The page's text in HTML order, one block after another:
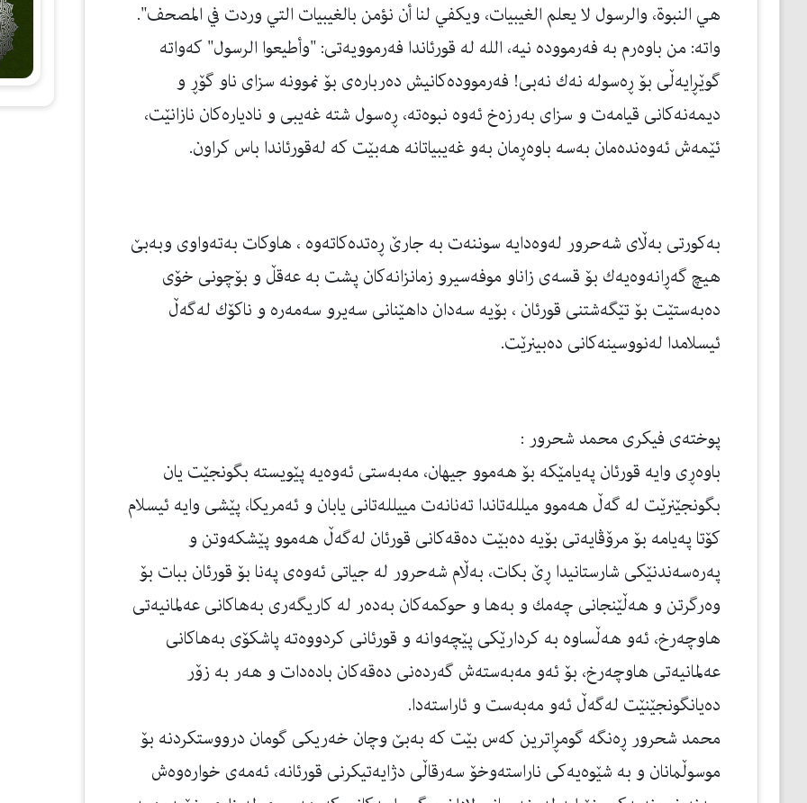
هي النبوة، والرسول لا يعلم الغيبيات، ويكفي لنا أن نؤمن بالغيبيات التي وردت في المصحف".
واتە: من باوەرم بە فەرموودە نیە، الله لە قورئاندا فەرموویەتی: "وأطيعوا الرسول" كەواتە
گوێڕایەڵی بۆ ڕەسولە نەك نەبی! فەرموودەكانیش دەربارەی بۆ نموونە سزای ناو گۆڕ و
دیمەنەكانی قیامەت و سزای بەرزەخ ئەوە نبوەتە، ڕەسول شتە غەیبی و نادیارەكان نازانێت،
ئێمەش ئەوەندەمان بەسە باوەڕمان بەو غەیبیاتانە هەبێت كە لەقورئاندا باس كراون.
به‌كورتی به‌ڵای شه‌حرور له‌وه‌دایه‌ سوننه‌ت به‌ جارێ ڕه‌تده‌كاته‌وه‌ ، هاوكات به‌ته‌واوی وبەبێ
هیچ گەڕانەوەیەك بۆ قسەی زاناو موفەسیرو زمانزانەكان پشت به‌ عه‌قڵ و بۆچونی خۆی
ده‌به‌ستێت بۆ تێگه‌شتنی قورئان ، بۆیه‌ سه‌دان داهێنانی سه‌یرو سه‌مه‌ره‌ و ناكۆك له‌گه‌ڵ
ئیسلامدا له‌نووسینه‌كانی ده‌بینرێت.
پوخته‌ی فیكری محمد شحرور :
باوه‌ڕی وایه‌ قورئان په‌یامێكه‌ بۆ هه‌موو جیهان، مه‌به‌ستی ئه‌وه‌یه‌ پێویسته‌ بگونجێت یان
بگونجێنرێت له‌ گه‌ڵ هه‌موو میلله‌تاندا ته‌نانه‌ت مییلله‌تانی یابان و ئه‌مریكا، پێشی وایه‌ ئیسلام
كۆتا په‌یامه‌ بۆ مرۆڤایه‌تی بۆیه‌ ده‌بێت ده‌قه‌كانی قورئان له‌گه‌ڵ هه‌موو پێشكه‌وتن و
په‌ره‌سه‌ندنێكی شارستانیدا ڕێ بكات، به‌ڵام شه‌حرور له‌ جیاتی ئه‌وه‌ی په‌نا بۆ قورئان ببات بۆ
وه‌رگرتن و هه‌ڵێنجانی چه‌مك و به‌ها و حوكمه‌كان به‌ده‌ر له‌ كاریگه‌ری به‌هاكانی عه‌لمانیه‌تی
هاوچه‌رخ، ئه‌و هه‌ڵساوه‌ به‌ كردارێكی پێچه‌وانه‌ و قورئانی كردووه‌ته‌ پاشكۆی به‌هاكانی
عه‌لمانیه‌تی هاوچه‌رخ، بۆ ئه‌و مه‌به‌سته‌ش گه‌رده‌نی ده‌قه‌كان باده‌دات و هه‌ر به‌ زۆر
ده‌یانگونجێنێت له‌گه‌ڵ ئه‌و مه‌به‌ست و ئاراسته‌دا.
محمد شحرور ڕه‌نگه‌ گومڕاترین كه‌س بێت كه‌ به‌بێ وچان خه‌ریكی گومان درووستكردنه‌ بۆ
موسوڵمانان و به‌ شێوه‌یه‌كی ناراسته‌وخۆ سه‌رقاڵی دژایه‌تیكرنی قورئانه‌، ئه‌مه‌ی خواره‌وه‌ش